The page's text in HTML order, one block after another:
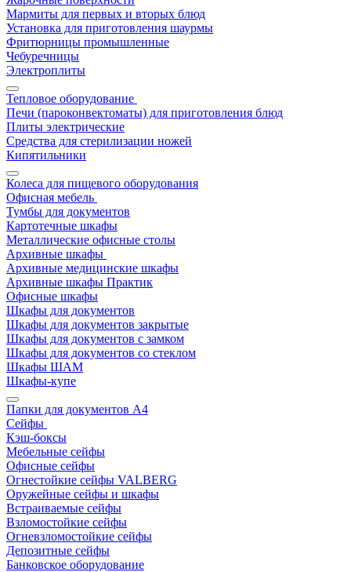
Мармиты для первых и вторых блюд
Установка для приготовления шаурмы
Фритюрницы промышленные
Чебуречницы
Электроплиты
Тепловое оборудование
Печи (пароконвектоматы) для приготовления блюд
Плиты электрические
Средства для стерилизации ножей
Кипятильники
Колеса для пищевого оборудования
Офисная мебель
Тумбы для документов
Картотечные шкафы
Металлические офисные столы
Архивные шкафы
Архивные медицинские шкафы
Архивные шкафы Практик
Офисные шкафы
Шкафы для документов
Шкафы для документов закрытые
Шкафы для документов с замком
Шкафы для документов со стеклом
Шкафы ШАМ
Шкафы-купе
Папки для документов A4
Сейфы
Кэш-боксы
Мебельные сейфы
Офисные сейфы
Огнестойкие сейфы VALBERG
Оружейные сейфы и шкафы
Встраиваемые сейфы
Взломостойкие сейфы
Огневзломостойкие сейфы
Депозитные сейфы
Банковское оборудование